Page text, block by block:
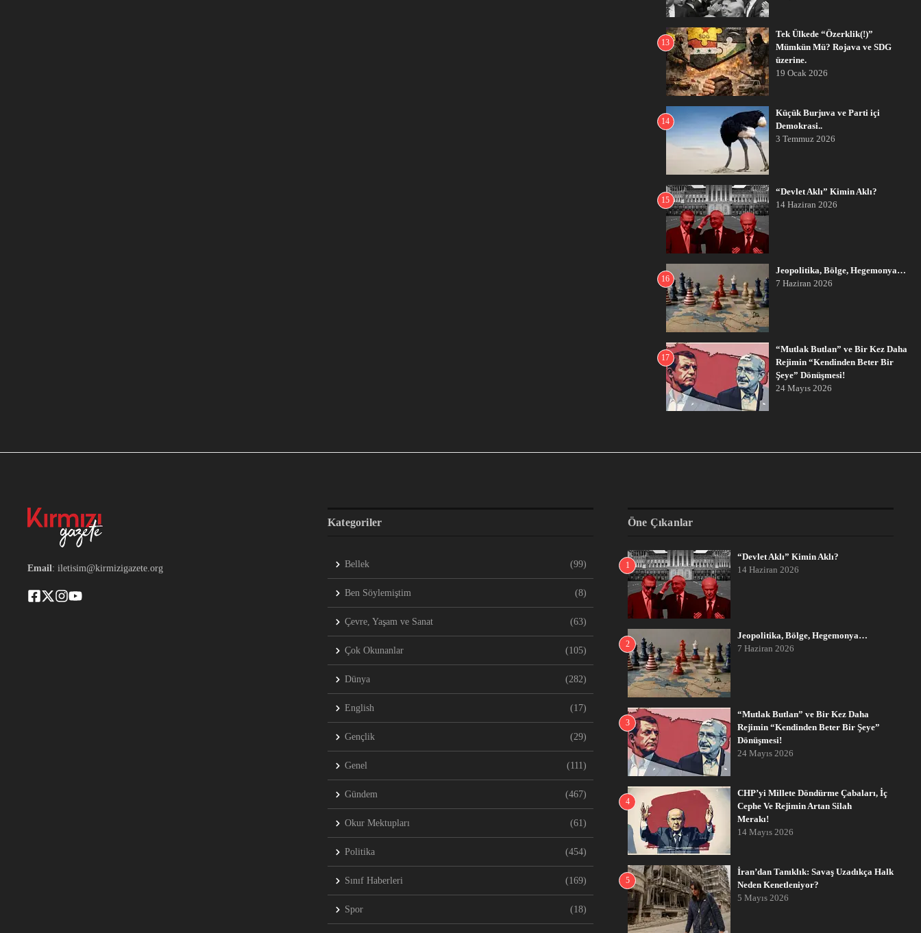
13
Tek Ülkede “Özerklik(!)”
Mümkün Mü? Rojava ve SDG
üzerine.
19 Ocak 2026
14
Küçük Burjuva ve Parti içi
Demokrasi..
3 Temmuz 2026
15
“Devlet Aklı” Kimin Aklı?
14 Haziran 2026
16
Jeopolitika, Bölge, Hegemonya…
7 Haziran 2026
17
“Mutlak Butlan” ve Bir Kez Daha
Rejimin “Kendinden Beter Bir
Şeye” Dönüşmesi!
24 Mayıs 2026
Email: iletisim@kirmizigazete.org
Kategoriler
Bellek (99)
Ben Söylemiştim (8)
Çevre, Yaşam ve Sanat (63)
Çok Okunanlar (105)
Dünya (282)
English (17)
Gençlik (29)
Genel (111)
Gündem (467)
Okur Mektupları (61)
Politika (454)
Sınıf Haberleri (169)
Spor (18)
Öne Çıkanlar
1
“Devlet Aklı” Kimin Aklı?
14 Haziran 2026
2
Jeopolitika, Bölge, Hegemonya…
7 Haziran 2026
3
“Mutlak Butlan” ve Bir Kez Daha
Rejimin “Kendinden Beter Bir Şeye”
Dönüşmesi!
24 Mayıs 2026
4
CHP’yi Millete Döndürme Çabaları, İç
Cephe Ve Rejimin Artan Silah
Merakı!
14 Mayıs 2026
5
İran’dan Tanıklık: Savaş Uzadıkça Halk
Neden Kenetleniyor?
5 Mayıs 2026